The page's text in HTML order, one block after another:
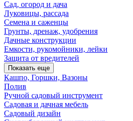
Сад, огород и дача
Луковицы, рассада
Семена и саженцы
Грунты, дренаж, удобрения
Дачные конструкции
Емкости, рукомойники, лейки
Защита от вредителей
Показать еще
Кашпо, Горшки, Вазоны
Полив
Ручной садовый инструмент
Садовая и дачная мебель
Садовый дизайн